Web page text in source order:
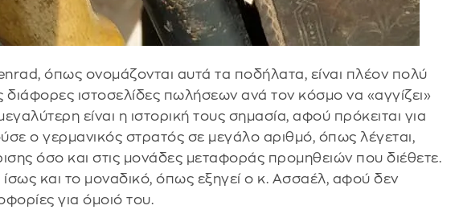
όπως ονομάζονται αυτά τα ποδήλατα, είναι πλέον πολύ
διάφορες ιστοσελίδες πωλήσεων ανά τον κόσμο να «αγγίζει»
είναι η ιστορική τους σημασία, αφού πρόκειται για
ο γερμανικός στρατός σε μεγάλο αριθμό, όπως λέγεται,
όσο και στις μονάδες μεταφοράς προμηθειών που διέθετε.
ίσως και το μοναδικό, όπως εξηγεί ο κ. Ασσαέλ, αφού δεν
για όμοιό του.